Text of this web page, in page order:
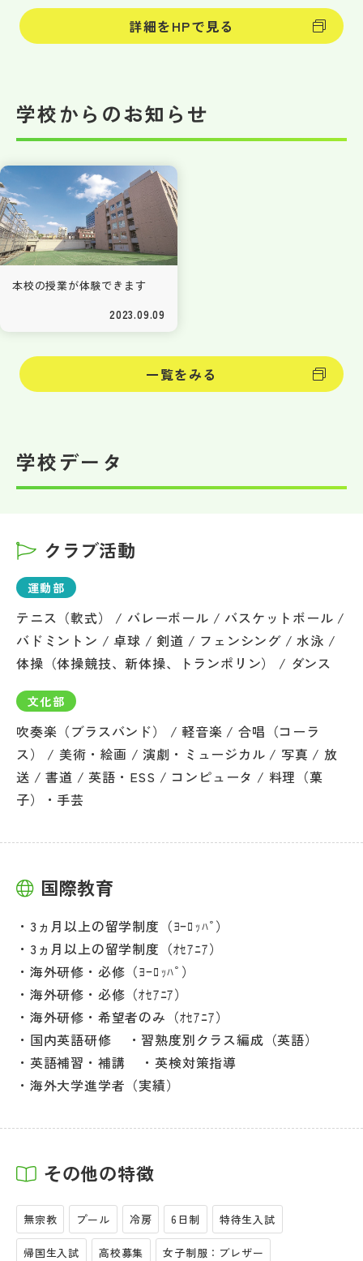
詳細をHPで見る
学校からのお知らせ
本校の授業が体験できます
2023.09.09
一覧をみる
学校データ
クラブ活動
運動部
テニス（軟式） / バレーボール / バスケットボール /
バドミントン / 卓球 / 剣道 / フェンシング / 水泳 /
体操（体操競技、新体操、トランポリン） / ダンス
文化部
吹奏楽（ブラスバンド） / 軽音楽 / 合唱（コーラ
ス） / 美術・絵画 / 演劇・ミュージカル / 写真 / 放
送 / 書道 / 英語・ESS / コンピュータ / 料理（菓
子）・手芸
国際教育
3ヵ月以上の留学制度（ﾖｰﾛｯﾊﾟ）
3ヵ月以上の留学制度（ｵｾｱﾆｱ）
海外研修・必修（ﾖｰﾛｯﾊﾟ）
海外研修・必修（ｵｾｱﾆｱ）
海外研修・希望者のみ（ｵｾｱﾆｱ）
国内英語研修
習熟度別クラス編成（英語）
英語補習・補講
英検対策指導
海外大学進学者（実績）
その他の特徴
無宗教 プール 冷房 6日制 特待生入試
帰国生入試 高校募集 女子制服：ブレザー